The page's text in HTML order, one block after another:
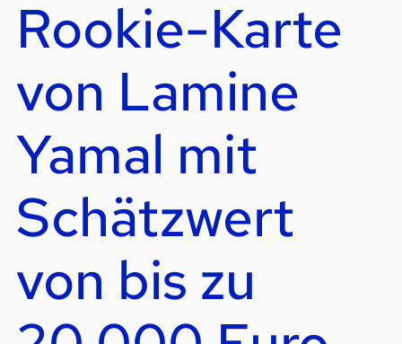
Rookie-Karte
von Lamine
Yamal mit
Schätzwert
von bis zu